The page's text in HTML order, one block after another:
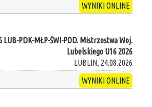
WYNIKI ONLINE
LUB-PDK-MŁP-ŚWI-POD. Mistrzostwa Woj.
Lubelskiego U16 2026
LUBLIN, 24.08.2026
WYNIKI ONLINE